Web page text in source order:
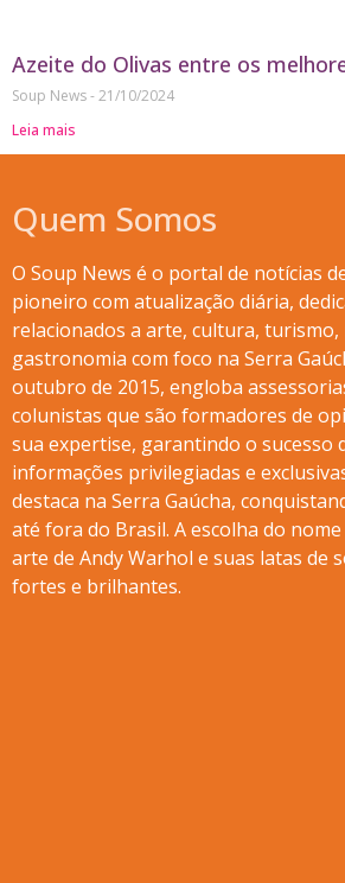
Azeite do Olivas entre os
Soup News 21/10/2024
Leia mais
Quem Somos
O Soup News é o portal de notícias
pioneiro com atualização diária,
relacionados a arte, cultura, turismo,
gastronomia com foco na Serra
outubro de 2015, engloba
colunistas que são formadores de
sua expertise, garantindo o sucesso
informações privilegiadas e
destaca na Serra Gaúcha,
até fora do Brasil. A escolha do
arte de Andy Warhol e suas latas de
fortes e brilhantes.